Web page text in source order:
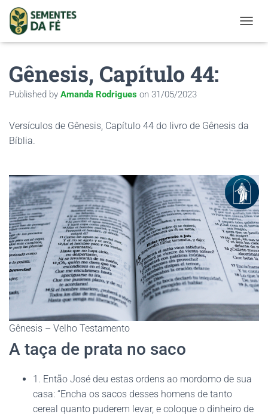
Gênesis, Capítulo 44:
Published by Amanda Rodrigues on 31/05/2023
Versículos de Gênesis, Capítulo 44 do livro de Gênesis da
Bíblia.
Gênesis – Velho Testamento
A taça de prata no saco
1. Então José deu estas ordens ao mordomo de sua
casa: “Encha os sacos desses homens de tanto
cereal quanto puderem levar, e coloque o dinheiro de